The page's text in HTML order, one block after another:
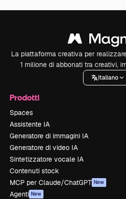
La piattaforma creativa per
1 milione di abbonati tra creativi,
Italiano
Prodotti
Spaces
Assistente IA
Generatore di immagini IA
Generatore di video IA
Sintetizzatore vocale IA
Contenuti stock
MCP per Claude/ChatGPT New
Agenti New